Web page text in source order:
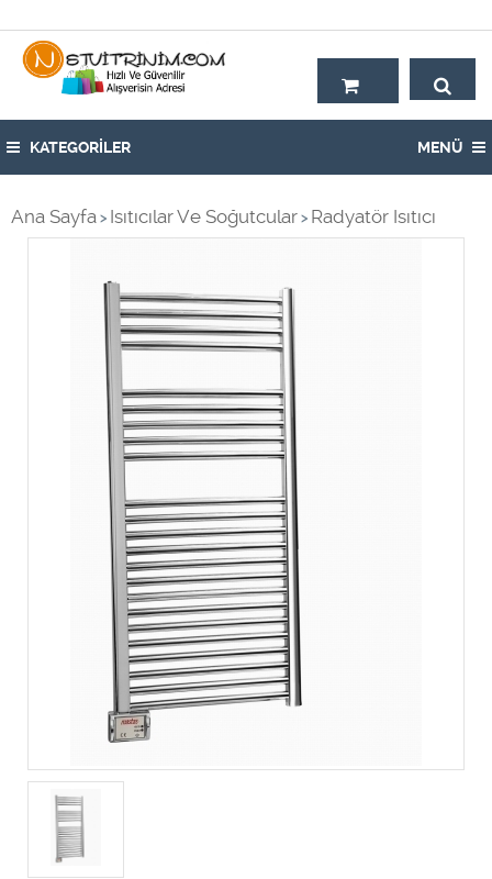
KATEGORİLER MENÜ
Ana Sayfa > Isıtıcılar Ve Soğutcular > Radyatör Isıtıcı